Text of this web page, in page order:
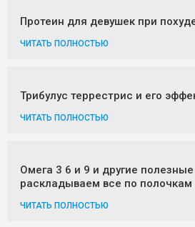
Протеин для девушек при
ЧИТАТЬ ПОЛНОСТЬЮ
Трибулус террестрис и его
ЧИТАТЬ ПОЛНОСТЬЮ
Омега 3 6 и 9 и другие
раскладываем все по полочкам
ЧИТАТЬ ПОЛНОСТЬЮ